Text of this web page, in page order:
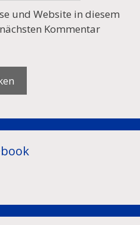
und Website in diesem
Kommentar